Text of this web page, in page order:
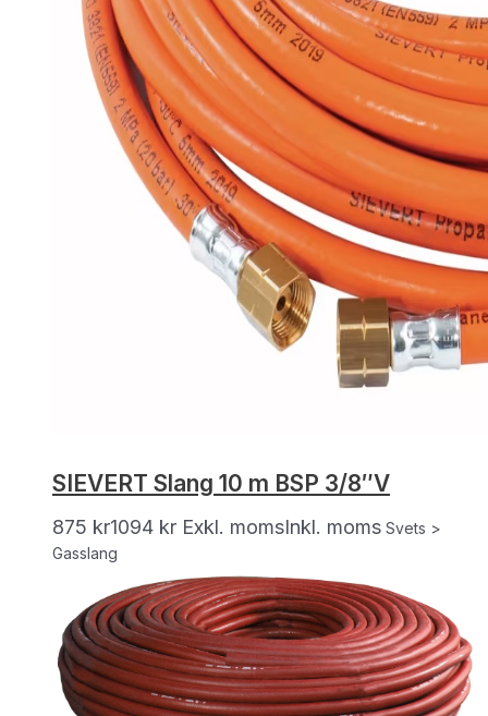
SIEVERT Slang 10 m BSP 3/8″V
875 kr1094 kr Exkl. momsInkl. moms Svets >
Gasslang